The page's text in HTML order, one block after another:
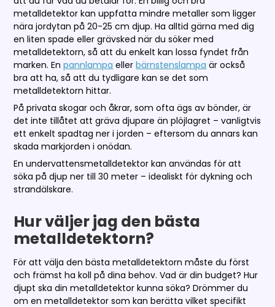
metalldetektor kan uppfatta mindre metaller som ligger
nära jordytan på 20-25 cm djup. Ha alltid gärna med dig
en liten spade eller grävsked när du söker med
metalldetektorn, så att du enkelt kan lossa fyndet från
marken. Enpannlampa ellerbärnstenslampa är också
bra att ha, så att du tydligare kan se det som
metalldetektorn hittar.
På privata skogar och åkrar, som ofta ägs av bönder, är
det inte tillåtet att gräva djupare än plöjlagret – vanligtvis
ett enkelt spadtag ner i jorden – eftersom du annars kan
skada markjorden i onödan.
En undervattensmetalldetektor kan användas för att
söka på djup ner till 30 meter – idealiskt för dykning och
strandälskare.
Hur väljer jag den bästa
metalldetektorn?
För att välja den bästa metalldetektorn måste du först
och främst ha koll på dina behov. Vad är din budget? Hur
djupt ska din metalldetektor kunna söka? Drömmer du
om en metalldetektor som kan berätta vilket specifikt